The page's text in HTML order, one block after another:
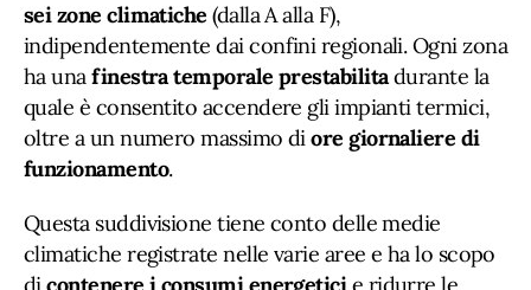
sei zone climatiche (dalla A alla F),
indipendentemente dai confini regionali. Ogni zona
ha unafinestra temporale prestabilitadurante la
quale è consentito accendere gli impianti termici,
oltre a un numero massimo diore giornaliere di
funzionamento.
Questa suddivisione tiene conto delle medie
climatiche registrate nelle varie aree e ha lo scopo